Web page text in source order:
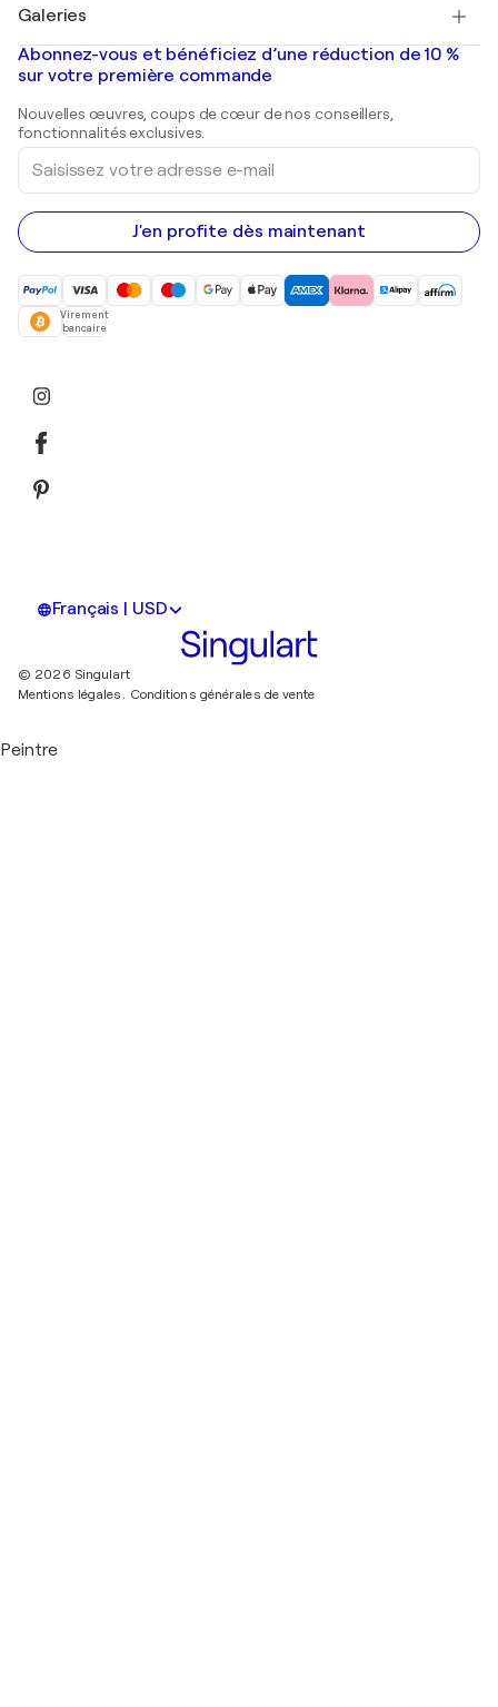
Banksy
Mr. Brainwash
Shepard Fairey
Tableaux abstraits à vendre
Peintures de paysage
Estampes
Peintures acryliques
Galeries
Galeries d'art en France
Galeries d'art en Belgique
Abonnez-vous et bénéficiez d’une réduction de 10 %
sur votre première commande
Nouvelles œuvres, coups de cœur de nos conseillers,
fonctionnalités exclusives.
Saisissez
votre
adresse
e-
mail
J'en profite dès maintenant
Virement
bancaire
Français | USD
© 2026 Singulart
Mentions légales. Conditions générales de vente
Peintre